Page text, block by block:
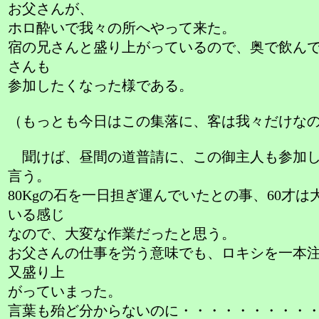
お父さんが、
ホロ酔いで我々の所へやって来た。
宿の兄さんと盛り上がっているので、奥で飲ん
さんも
参加したくなった様である。
（もっとも今日はこの集落に、客は我々だけな
聞けば、昼間の道普請に、この御主人も参加
言う。
80Kgの石を一日担ぎ運んでいたとの事、60才は
いる感じ
なので、大変な作業だったと思う。
お父さんの仕事を労う意味でも、ロキシを一本
又盛り上
がっていまった。
言葉も殆ど分からないのに・・・・・・・・・